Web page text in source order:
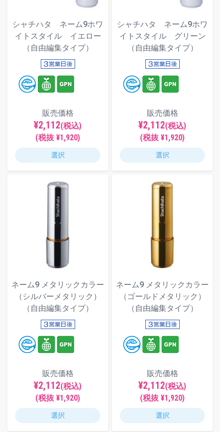
シャチハタ ネーム9ホワ
イトスタイル イエロー
（自由編集タイプ）
販売価格
¥2,112(税込)
(税抜 ¥1,920)
選択
シャチハタ ネーム9ホワ
イトスタイル グリーン
（自由編集タイプ）
販売価格
¥2,112(税込)
(税抜 ¥1,920)
選択
ネーム9 メタリックカラー
（シルバーメタリック）
（自由編集タイプ）
販売価格
¥2,112(税込)
(税抜 ¥1,920)
選択
ネーム9 メタリックカラー
（ゴールドメタリック）
（自由編集タイプ）
販売価格
¥2,112(税込)
(税抜 ¥1,920)
選択